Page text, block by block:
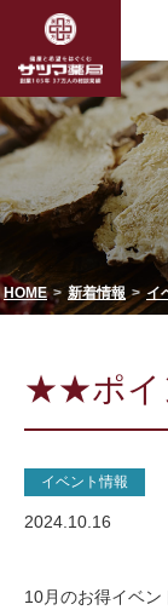
HOME 新着情報 イ
★★ポイ
イベント情報
2024.10.16
10月のお得イベン